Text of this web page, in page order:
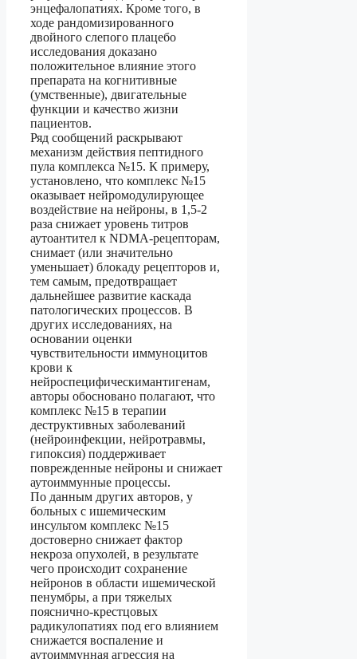
энцефалопатиях. Кроме того, в
ходе рандомизированного
двойного слепого плацебо
исследования доказано
положительное влияние этого
препарата на когнитивные
(умственные), двигательные
функции и качество жизни
пациентов.
Ряд сообщений раскрывают
механизм действия пептидного
пула комплекса №15. К примеру,
установлено, что комплекс №15
оказывает нейромодулирующее
воздействие на нейроны, в 1,5-2
раза снижает уровень титров
аутоантител к NDMA-рецепторам,
снимает (или значительно
уменьшает) блокаду рецепторов и,
тем самым, предотвращает
дальнейшее развитие каскада
патологических процессов. В
других исследованиях, на
основании оценки
чувствительности иммуноцитов
крови к
нейроспецифическимантигенам,
авторы обосновано полагают, что
комплекс №15 в терапии
деструктивных заболеваний
(нейроинфекции, нейротравмы,
гипоксия) поддерживает
поврежденные нейроны и снижает
аутоиммунные процессы.
По данным других авторов, у
больных с ишемическим
инсультом комплекс №15
достоверно снижает фактор
некроза опухолей, в результате
чего происходит сохранение
нейронов в области ишемической
пенумбры, а при тяжелых
пояснично-крестцовых
радикулопатиях под его влиянием
снижается воспаление и
аутоиммунная агрессия на